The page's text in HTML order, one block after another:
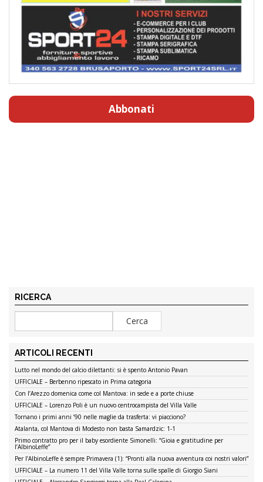
Abbonati
RICERCA
ARTICOLI RECENTI
Lutto nel mondo del calcio dilettanti: si è spento Antonio Pavan
UFFICIALE – Berbenno ripescato in Prima categoria
Con l’Arezzo domenica come col Mantova: in sede e a porte chiuse
UFFICIALE – Lorenzo Poli è un nuovo centrocampista del Villa Valle
Tornano i primi anni ’90 nelle maglie da trasferta: vi piacciono?
Atalanta, col Mantova di Modesto non basta Samardzic: 1-1
Primo contratto pro per il baby esordiente Simonelli: “Gioia e gratitudine per
l’AlbinoLeffe”
Per l’AlbinoLeffe è sempre Primavera (1): “Pronti alla nuova avventura coi nostri valori”
UFFICIALE – La numero 11 del Villa Valle torna sulle spalle di Giorgio Siani